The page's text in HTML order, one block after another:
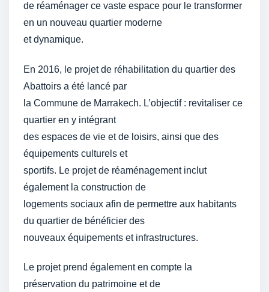
de réaménager ce vaste espace pour le transformer
en un nouveau quartier moderne
et dynamique.
En 2016, le projet de réhabilitation du quartier des
Abattoirs a été lancé par
la Commune de Marrakech. L’objectif : revitaliser ce
quartier en y intégrant
des espaces de vie et de loisirs, ainsi que des
équipements culturels et
sportifs. Le projet de réaménagement inclut
également la construction de
logements sociaux afin de permettre aux habitants
du quartier de bénéficier des
nouveaux équipements et infrastructures.
Le projet prend également en compte la
préservation du patrimoine et de